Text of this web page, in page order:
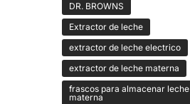
DR. BROWNS
Extractor de leche
extractor de leche electrico
extractor de leche materna
frascos para almacenar leche
materna